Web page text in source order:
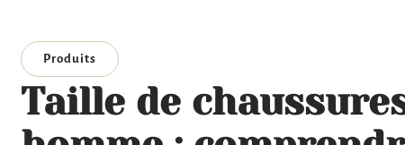
Produits
Taille de